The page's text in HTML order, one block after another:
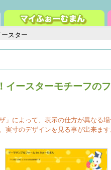
ースター
イースターモチーフの
」によって、表示の仕方が異なる
実寸のデザインを見る事が出来ます